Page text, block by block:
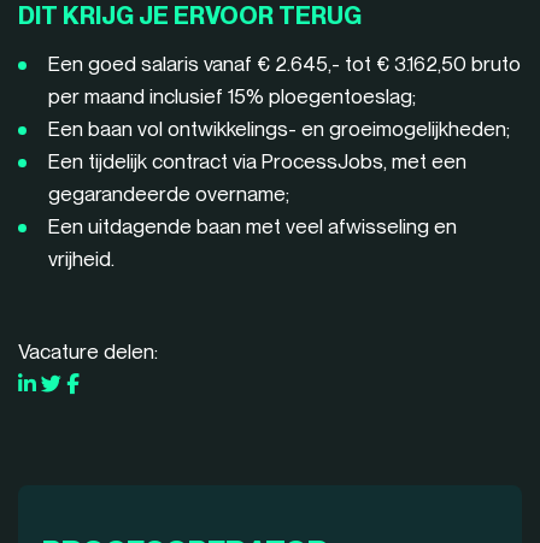
DIT KRIJG JE ERVOOR TERUG
Een goed salaris vanaf € 2.645,- tot € 3.162,50 bruto
per maand inclusief 15% ploegentoeslag;
Een baan vol ontwikkelings- en groeimogelijkheden;
Een tijdelijk contract via ProcessJobs, met een
gegarandeerde overname;
Een uitdagende baan met veel afwisseling en
vrijheid.
Vacature delen: